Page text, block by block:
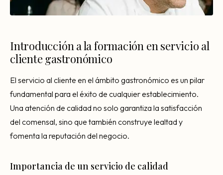
Introducción a la formación en servicio al
cliente gastronómico
El servicio al cliente en el ámbito gastronómico es un pilar
fundamental para el éxito de cualquier establecimiento.
Una atención de calidad no solo garantiza la satisfacción
del comensal, sino que también construye lealtad y
fomenta la reputación del negocio.
Importancia de un servicio de calidad